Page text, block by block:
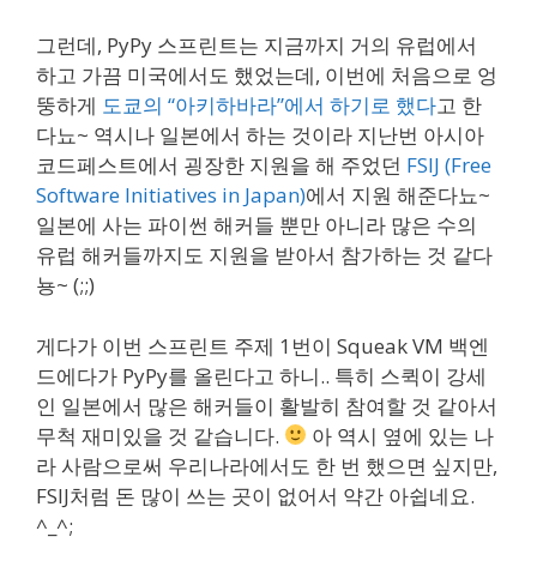
그런데, PyPy 스프린트는 지금까지 거의 유럽에서
하고 가끔 미국에서도 했었는데, 이번에 처음으로 엉
뚱하게 도쿄의 “아키하바라”에서 하기로 했다고 한
다뇨~ 역시나 일본에서 하는 것이라 지난번 아시아
코드페스트에서 굉장한 지원을 해 주었던 FSIJ (Free
Software Initiatives in Japan)에서 지원 해준다뇨~
일본에 사는 파이썬 해커들 뿐만 아니라 많은 수의
유럽 해커들까지도 지원을 받아서 참가하는 것 같다
뇽~ (;;)
게다가 이번 스프린트 주제 1번이 Squeak VM 백엔
드에다가 PyPy를 올린다고 하니.. 특히 스퀵이 강세
인 일본에서 많은 해커들이 활발히 참여할 것 같아서
무척 재미있을 것 같습니다.
아 역시 옆에 있는 나
라 사람으로써 우리나라에서도 한 번 했으면 싶지만,
FSIJ처럼 돈 많이 쓰는 곳이 없어서 약간 아쉽네요.
^_^;